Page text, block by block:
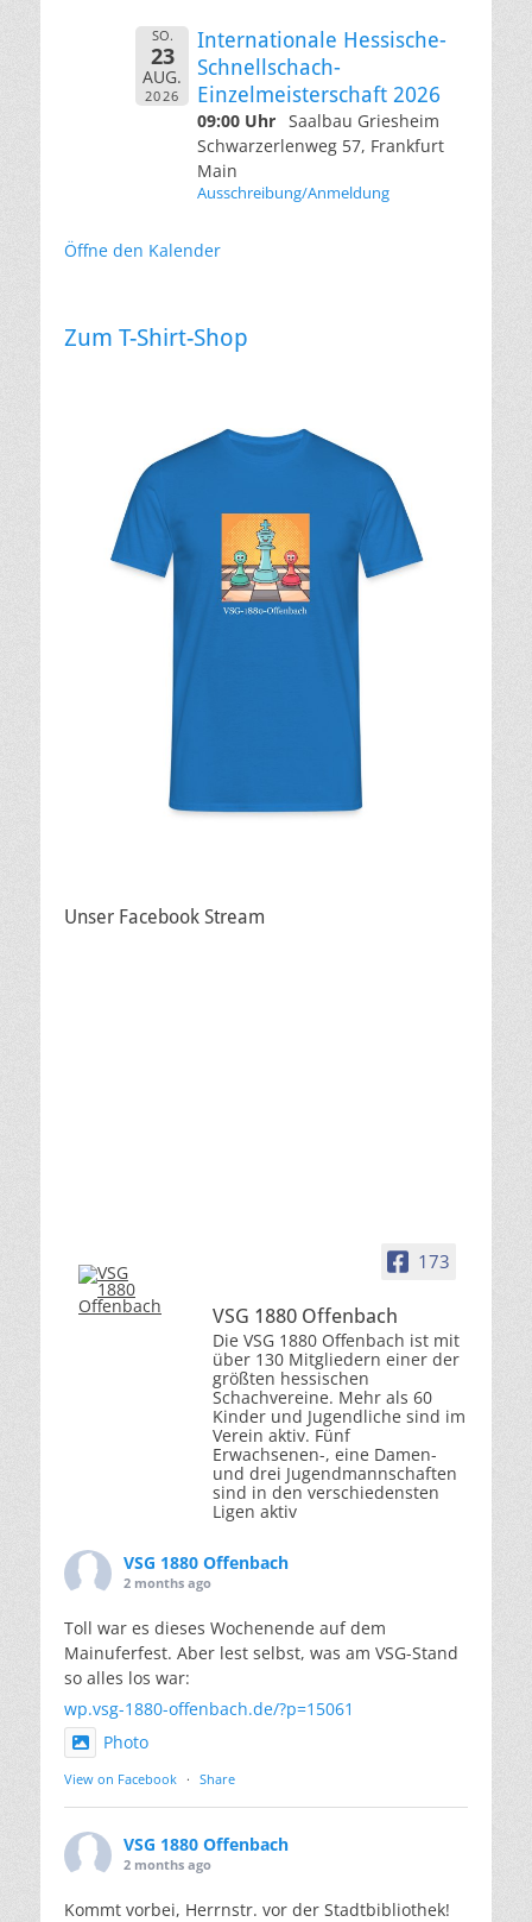
SO.
23
AUG.
2026
Internationale Hessische-
Schnellschach-
Einzelmeisterschaft 2026
09:00 Uhr Saalbau Griesheim
Schwarzerlenweg 57, Frankfurt
Main
Ausschreibung/Anmeldung
Öffne den Kalender
Zum T-Shirt-Shop
Unser Facebook Stream
173
VSG 1880 Offenbach
Die VSG 1880 Offenbach ist mit
über 130 Mitgliedern einer der
größten hessischen
Schachvereine. Mehr als 60
Kinder und Jugendliche sind im
Verein aktiv. Fünf
Erwachsenen-, eine Damen-
und drei Jugendmannschaften
sind in den verschiedensten
Ligen aktiv
VSG 1880 Offenbach
2 months ago
Toll war es dieses Wochenende auf dem
Mainuferfest. Aber lest selbst, was am VSG-Stand
so alles los war:
wp.vsg-1880-offenbach.de/?p=15061
Photo
View on Facebook · Share
VSG 1880 Offenbach
2 months ago
Kommt vorbei, Herrnstr. vor der Stadtbibliothek!